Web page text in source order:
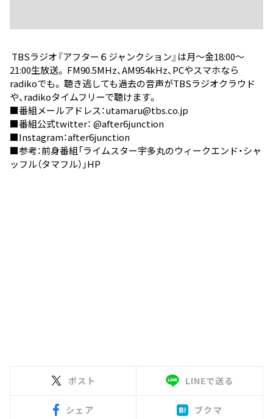
TBSラジオ『アフター６ジャンクション』は月～金18:00～
21:00生放送。 FM90.5MHz、AM954kHz、PCやスマホなら
radikoでも。 聴き逃しても過去の音声がTBSラジオクラウド
や、 radikoタイムフリーで聴けます。
■番組メールアドレス：utamaru@tbs.co.jp
■番組公式twitter： @after6junction
■Instagram：after6junction
■参考：前身番組「ライムスター宇多丸のウィークエンド・シャ
ッフル（タマフル）」HP
ポスト LINEで送る
シェア ブクマ